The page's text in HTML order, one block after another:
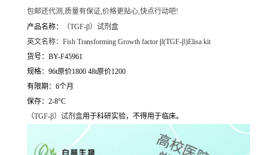
包邮还代测,质量有保证,价格更贴心,快点行动吧!
产品名称：
（TGF-β）试剂盒
英文名称： Fish Transforming Growth factor β(TGF-β)Elisa kit
货号：BY-F45961
规格：96t原价1800 48t原价1200
有限期：6个月
保存：2-8°C
（TGF-β）试剂盒用于科研实验，不得用于临床。